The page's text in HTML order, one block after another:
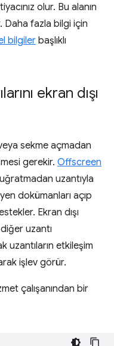
olur. Bu alanın
Daha fazla bilgi için
bilgiler başlıklı
ekran dışı
sekme açmadan
gerekir. Offscreen
uzantıyla
dokümanları açıp
Ekran dışı
uzantı
uzantıların etkileşim
işlev görür.
çalışanından bir